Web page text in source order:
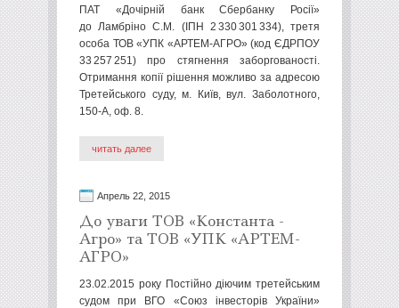
ПАТ «Дочірній банк Сбербанку Росії»
до Ламбріно С.М. (ІПН 2 330 301 334), третя
особа ТОВ «УПК «АРТЕМ-АГРО» (код ЄДРПОУ
33 257 251) про стягнення заборгованості.
Отримання копії рішення можливо за адресою
Третейського суду, м. Київ, вул. Заболотного,
150-А, оф. 8.
читать далее
Апрель 22, 2015
До уваги ТОВ «Константа -
Агро» та ТОВ «УПК «АРТЕМ-
АГРО»
23.02.2015 року Постійно діючим третейським
судом при ВГО «Союз інвесторів України»